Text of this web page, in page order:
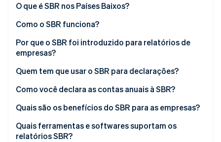
Identity
Verificação de identidade
Stripe Sessions 2026
Veja como a Stripe está construindo a infraestrutura
O que é SBR nos Países Baixos?
Como o SBR funciona?
A taxonomia holandesa
XBRL (eXtensible Business Reporting Language)
Por que o SBR foi introduzido para relatórios de
empresas?
Quem tem que usar o SBR para declarações?
Como você declara as contas anuais à SBR?
Prepare as demonstrações financeiras
Escolha como enviar
Quais são os benefícios do SBR para as empresas?
Menos duplicação e maior precisão
Quais ferramentas e softwares suportam os
relatórios SBR?